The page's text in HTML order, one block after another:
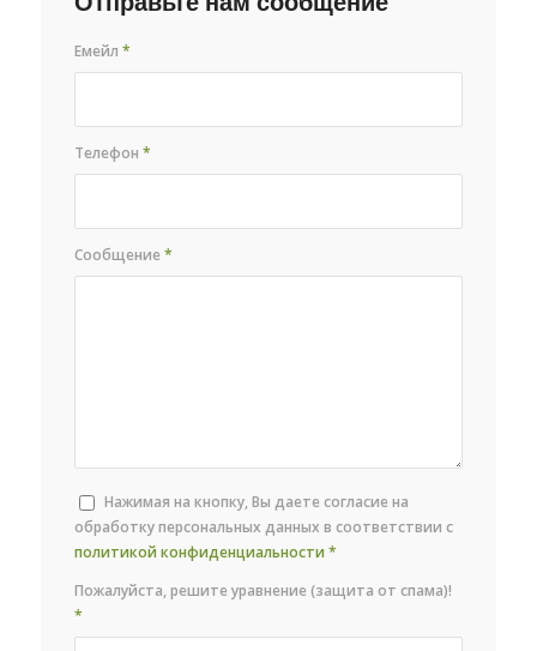
Емейл*
Телефон*
Сообщение*
Нажимая на кнопку, Вы даете согласие на
обработку персональных данных в соответствии с
политикой конфиденциальности *
Пожалуйста, решите уравнение (защита от спама)!
*